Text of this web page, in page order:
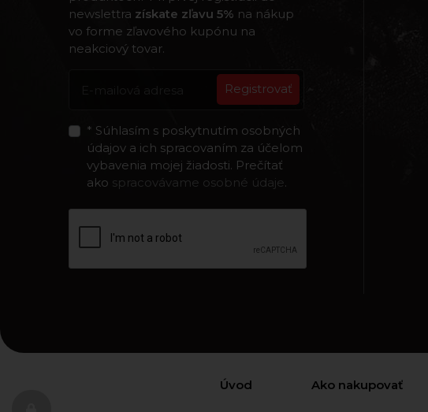
newslettra získate zľavu 5% na nákup
vo forme zľavového kupónu na
neakciový tovar.
Registrovať
* Súhlasím s poskytnutím osobných
údajov a ich spracovaním za účelom
vybavenia mojej žiadosti. Prečítať
ako spracovávame osobné údaje.
Úvod Ako nakupovať